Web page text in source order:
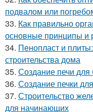
подвалом или
33. Как правильно
основные принципы и
34. Пенопласт и
строительства дома
35. Создание печи
36. Создание печки
37. Строительство
для начинающих